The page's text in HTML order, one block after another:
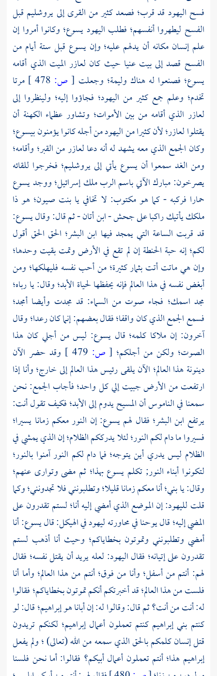
فسح اليهود قد قرب؛ فصعد كثير من القرى إلىيروشليم قبل
الفسح ليطهروا أنفسهم؛ فطلب اليهود يسوع؛ وكانوا أمروا إن
علم إنسان مكانه أن يدلهم عليه؛ وإن يسوع قبل ستة أيام من
الفسح قصد إلى بيت عنيا حيث كان لعازر الميت الذي أقامه
يسوع؛ فصنعوا له هناك وليمة؛ وجعلت [ ص:
مرتا
تخدم؛ وعلم جمع كثير من اليهود؛ فجاؤوا إليه؛ ولينظروا إلى
لعازر الذي أقامه من بين الأموات؛ وتشاور عظماء الكهنة أن
يقتلوالعازر؛لأن كثيرا من اليهود من أجله كانوا يؤمنون بيسوع؛
وكان الجمع الذي معه يشهد له أنه دعالعازرمن القبر؛ وأقامه؛
ومن الغد سمعوا أن يسوع يأتي إلىيروشليم؛ فخرجوا للقائه
يصرخون: مبارك الآتي باسم الرب ملك إسرائيل؛ ووجد يسوع
حمارا فركبه - كما هو مكتوب: لا تخافي يا بنت صيون؛ هو ذا
ملكك يأتيك راكبا على جحش - ابن أتان - ثم قال: وقال يسوع:
قد قربت الساعة التي يمجد فيها ابن البشر؛ الحق الحق أقول
لكم؛ إنه حبة الحنطة إن لم تقع في الأرض وتمت بقيت وحدها؛
وإن هي ماتت أتت بثمار كثيرة؛ من أحب نفسه فليهلكها؛ ومن
أبغض نفسه في هذا العالم فإنه يحفظها لحياة الأبد؛ وقال: يا رباه؛
مجد اسمك؛ فجاء صوت من السماء: قد مجدت وأيضا أمجد؛
فسمع الجمع الذي كان واقفا؛ فقال بعضهم: إنما كان رعدا؛ وقال
آخرون: إن ملاكا كلمه؛ قال يسوع: ليس من أجلي كان هذا
الصوت؛ ولكن من أجلكم؛ [ ص:
وقد حضر الآن
دينونة هذا العالم؛ الآن يلقى رئيس هذا العالم إلى خارج؛ وأنا إذا
ارتفعت من الأرض جبيت إلي كل واحد؛ فأجاب الجمع: نحن
سمعنا في الناموس أن المسيح يدوم إلى الأبد؛ فكيف تقول أنت:
يرتفع ابن البشر؛ فقال لهم يسوع: إن النور معكم زمانا يسيرا؛
فسيروا ما دام لكم النور؛ لئلا يدرككم الظلام؛ إن الذي يمشي في
الظلام ليس يدري أين يتوجه؛ فما دام لكم النور آمنوا بالنور؛
لتكونوا أبناء النور; تكلم يسوع بهذا؛ ثم مضى وتوارى عنهم؛
وقال: يا بني؛ أنا معكم زمانا قليلا؛ وتطلبونني فلا تجدونني؛ وكما
قلت لليهود: إن الموضع الذي أمضي إليه أنا؛ لستم تقدرون على
المضي إليه؛ قاليوحنافي محاورته ليهود في الهيكل: قال يسوع: أنا
أمضي وتطلبونني وتموتون بخطاياكم؛ وحيث أنا أذهب لستم
تقدرون على إتيانه؛ فقال اليهود: لعله يريد أن يقتل نفسه؛ فقال
لهم: أنتم من أسفل؛ وأنا من فوق؛ أنتم من هذا العالم؛ وأما أنا
فلست من هذا العالم؛ قد أخبرتكم أنكم تموتون بخطاياكم؛ فقالوا
له: أنت من أنت؟ ثم قال: وقالوا له: إن أبانا هوإبراهيم؛قال: لو
كنتم بنيإبراهيمكنتم تعملون أعمالإبراهيم؛ لكنكم تريدون
قتل إنسان كلمكم بالحق الذي سمعه من الله (تعالى) ؛ ولم يفعل
إبراهيم هذا؛ أنتم تعملون أعمال أبيكم؟ فقالوا: أما نحن فلسنا